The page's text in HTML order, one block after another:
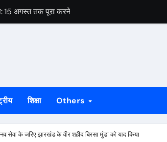
अगस्त तक पूरा करने का लक्ष्य
सितंबर तक दावा-आपत्ति का मौका
पत्र
गया जोर, पूर्व मंत्री ने दी दिशा निर्देश
अनियमितता के लगे आरोप
शिक्षा Others
सेवा के जरिए झारखंड के वीर शहीद बिरसा मुंडा को याद किया